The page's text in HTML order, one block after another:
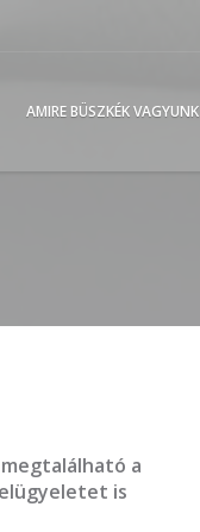
AMIRE BÜSZKÉK VAGYUNK
a
is